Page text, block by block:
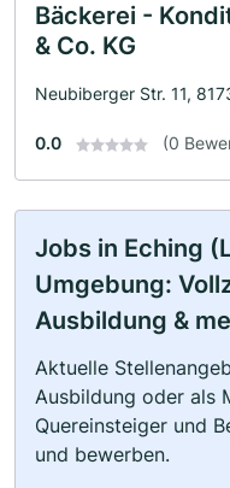
Bäckerei -
& Co. KG
Neubiberger Str. 11,
0.0 (0
Jobs in Eching
Umgebung:
Ausbildung &
Aktuelle
Ausbildung oder als
Quereinsteiger und
und bewerben.